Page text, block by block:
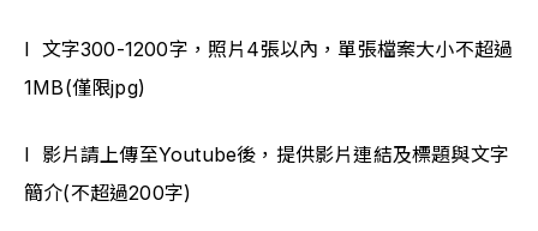
l  文字300-1200字，照片4張以內，單張檔案大小不超過
1MB(僅限jpg)
l  影片請上傳至Youtube後，提供影片連結及標題與文字
簡介(不超過200字)